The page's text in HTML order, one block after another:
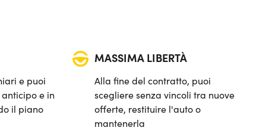
e puoi
e in
il piano
MASSIMA LIBERTÀ
Alla fine del contratto, puoi
scegliere senza vincoli tra nuove
offerte, restituire l'auto o
mantenerla